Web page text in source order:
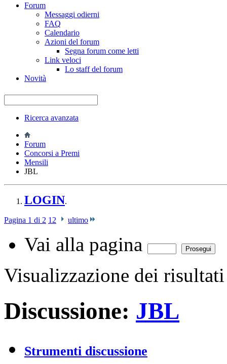
Forum
Messaggi odierni
FAQ
Calendario
Azioni del forum
Segna forum come letti
Link veloci
Lo staff del forum
Novità
Ricerca avanzata
Forum
Concorsi a Premi
Mensili
JBL
LOGIN.
Pagina 1 di 2 1 2 ultimo
Vai alla pagina
Visualizzazione dei
Discussione: JBL
Strumenti discussione